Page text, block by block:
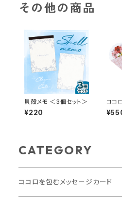
その他の商品
貝殻メモ ＜3個セット＞
¥220
ココ
カー
ト＞
CATEGORY
ココロを包むメッセージカード